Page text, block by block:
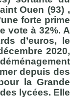
Ouen (93) ,
forte prime
vote à 32%. A
d’euros, le
2020,
depuis des
la Grande
lycées. Elle